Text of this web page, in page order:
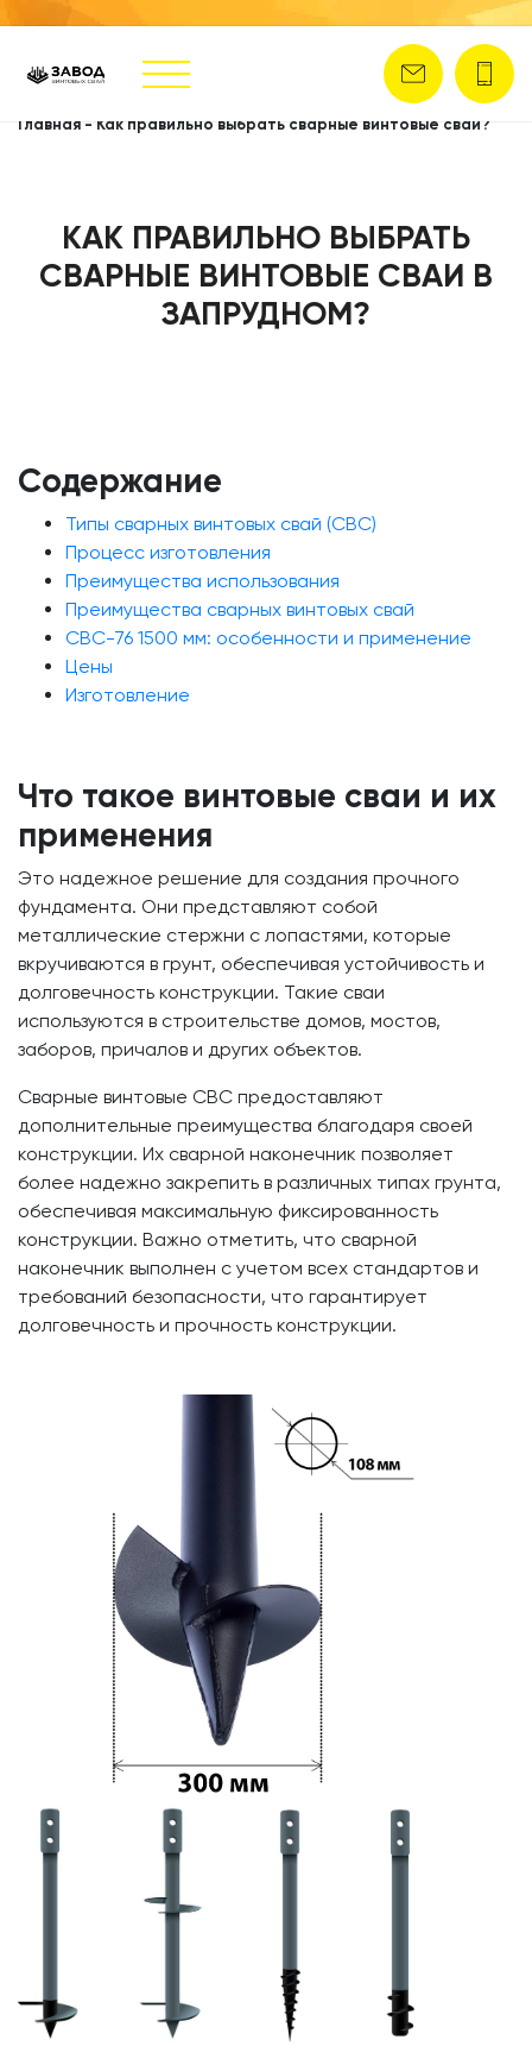
Главная - Как правильно выбрать сварные винтовые сваи?
КАК ПРАВИЛЬНО ВЫБРАТЬ
СВАРНЫЕ ВИНТОВЫЕ СВАИ В
ЗАПРУДНОМ?
Содержание
Типы сварных винтовых свай (СВС)
Процесс изготовления
Преимущества использования
Преимущества сварных винтовых свай
СВС-76 1500 мм: особенности и применение
Цены
Изготовление
Что такое винтовые сваи и их
применения
Это надежное решение для создания прочного
фундамента. Они представляют собой
металлические стержни с лопастями, которые
вкручиваются в грунт, обеспечивая устойчивость и
долговечность конструкции. Такие сваи
используются в строительстве домов, мостов,
заборов, причалов и других объектов.
Сварные винтовые СВС предоставляют
дополнительные преимущества благодаря своей
конструкции. Их сварной наконечник позволяет
более надежно закрепить в различных типах грунта,
обеспечивая максимальную фиксированность
конструкции. Важно отметить, что сварной
наконечник выполнен с учетом всех стандартов и
требований безопасности, что гарантирует
долговечность и прочность конструкции.